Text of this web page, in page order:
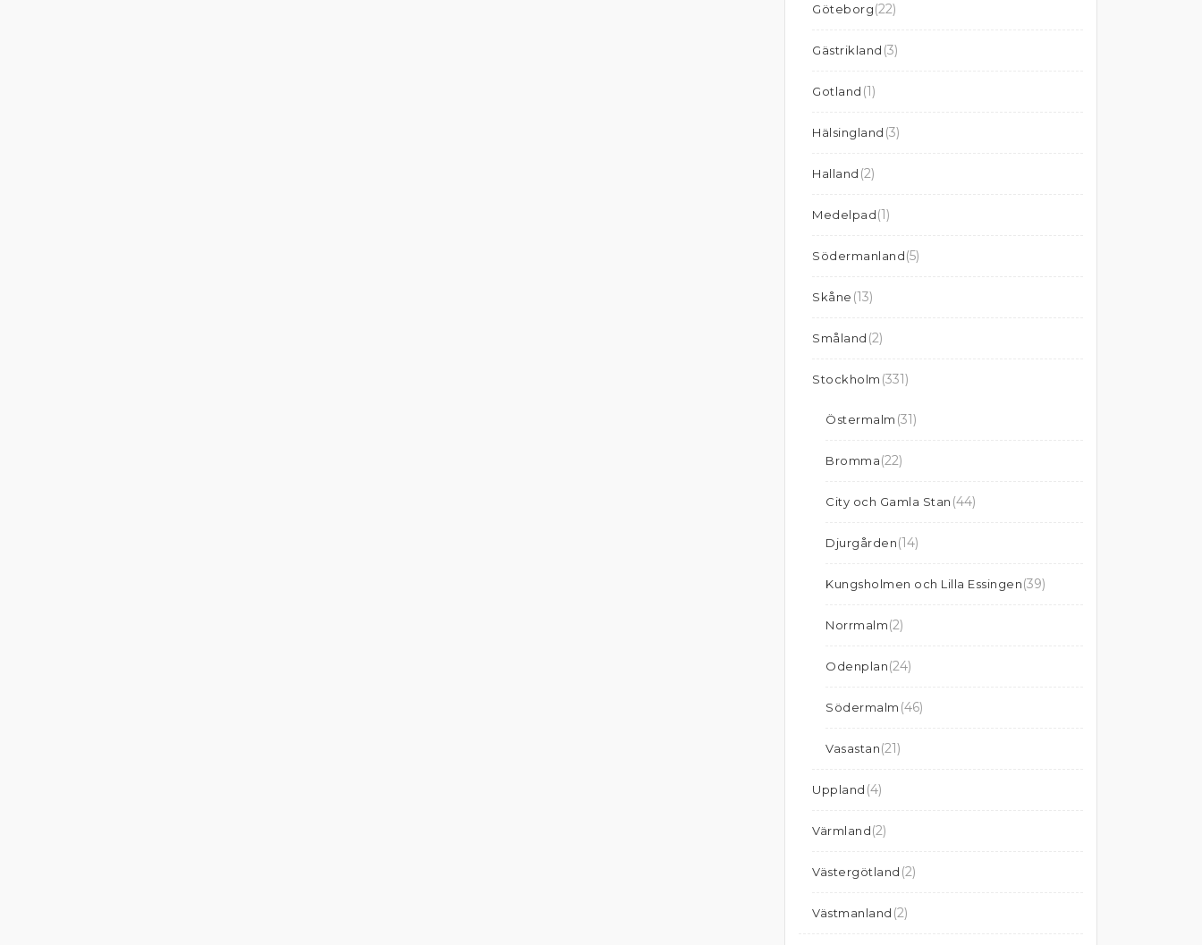
Göteborg(22)
Gästrikland (3)
Gotland (1)
Hälsingland (3)
Halland (2)
Medelpad(1)
Södermanland(5)
Skåne (13)
Småland (2)
Stockholm (331)
Östermalm (31)
Bromma(22)
City och Gamla Stan (44)
Djurgården(14)
Kungsholmen och Lilla Essingen(39)
Norrmalm(2)
Odenplan(24)
Södermalm (46)
Vasastan(21)
Uppland (4)
Värmland(2)
Västergötland (2)
Västmanland (2)